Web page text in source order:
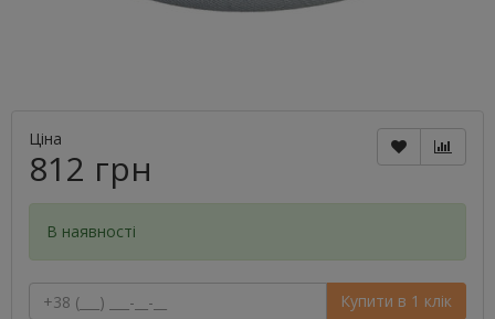
Ціна
812 грн
В наявності
Купити в 1 клік